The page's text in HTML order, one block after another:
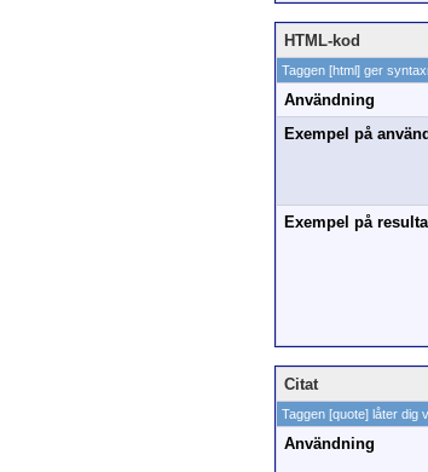
HTML-kod
Taggen [html] ger
Användning
Exempel på
Exempel på
Citat
Taggen [quote] låter dig
Användning